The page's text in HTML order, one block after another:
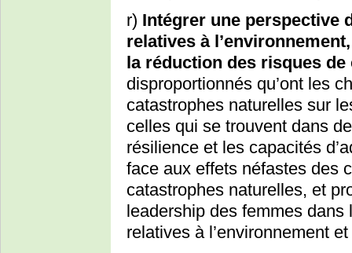
r) Intégrer une perspective
relatives à
la réduction des risques
disproportionnés qu’ont les
catastrophes naturelles sur
celles qui se trouvent dans
résilience et les capacités
face aux effets néfastes des
catastrophes naturelles, et
leadership des femmes
relatives à l’environnement